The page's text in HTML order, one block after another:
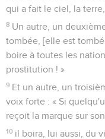
qui a fait le ciel, la
8 Un autre, un
tombée, [elle est
boire à toutes les
prostitution ! »
9 Et un autre, un
voix forte : « Si
reçoit la marque sur
10 il boira, lui aussi, du